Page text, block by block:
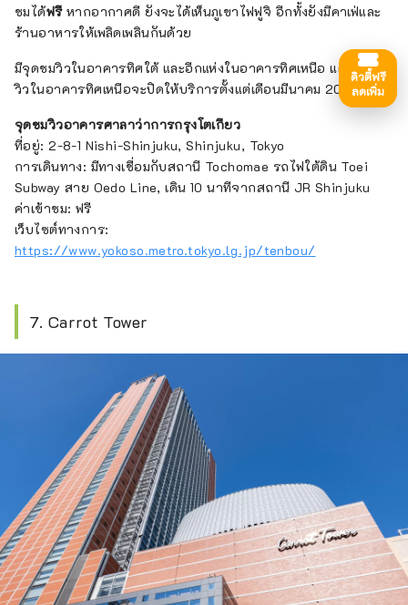
ชมได้ฟรีหากอากาศดี ยังจะได้เห็นภูเขาไฟฟูจิ อีกท้้งยังมีคาเฟ่และ
ร้านอาหารให้เพลิดเพลินกันด้วย
มีจุดชมวิวในอาคารทิศใต้ และอีกแห่งในอาคารทิศเหนือ แต่จุดชม
วิวในอาคารทิศเหนือจะปิดให้บริการตั้งแต่เดือนมีนาคม 2023
จุดชมวิวอาคารศาลาว่าการกรุงโตเกียว
ที่อยู่: 2-8-1 Nishi-Shinjuku, Shinjuku, Tokyo
การเดินทาง: มีทางเชื่อมกับสถานี Tochomae รถไฟใต้ดิน Toei
Subway สาย Oedo Line, เดิน 10 นาทีจากสถานี JR Shinjuku
ค่าเข้าชม: ฟรี
เว็บไซต์ทางการ:
https://www.yokoso.metro.tokyo.lg.jp/tenbou/
7. Carrot Tower
ดิวตี้ฟรี
ลดเพิ่ม